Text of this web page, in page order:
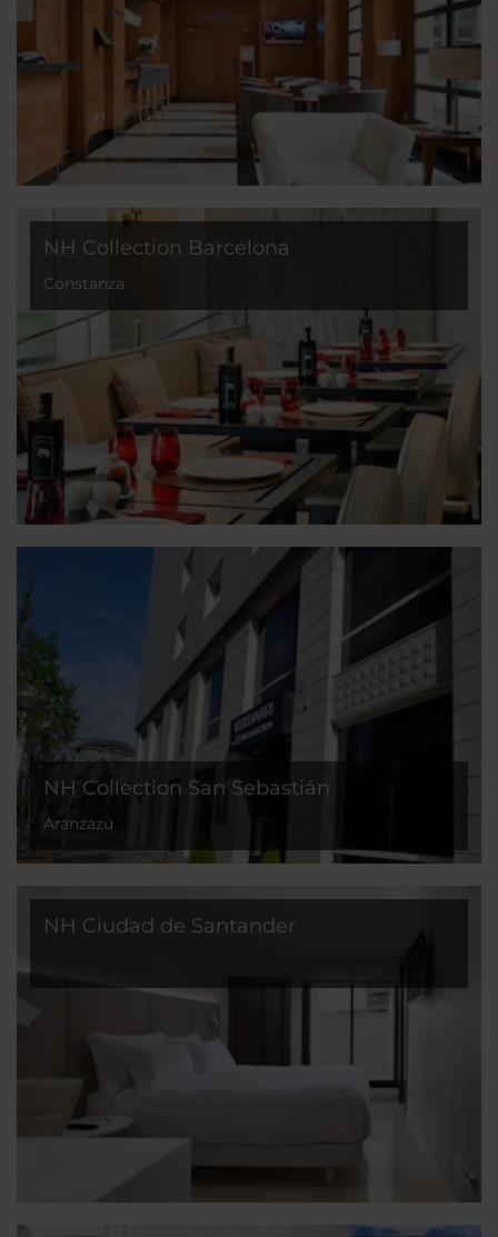
NH Collection Barcelona
Constanza
NH Collection San Sebastián
Aranzazu
NH Ciudad de Santander